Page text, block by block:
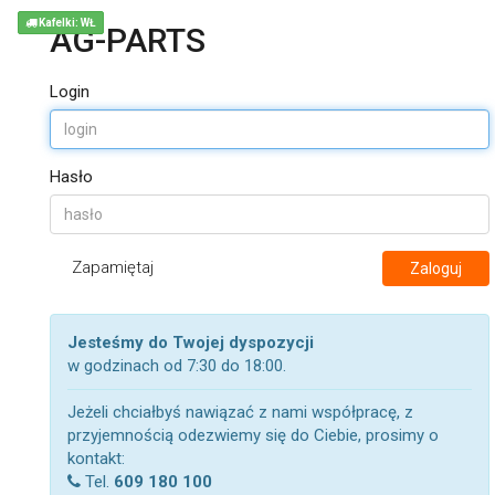
AG-PARTS
Login
Hasło
Zapamiętaj Zaloguj
Jesteśmy do Twojej dyspozycji
w godzinach od 7:30 do 18:00.
Jeżeli chciałbyś nawiązać z nami współpracę, z
przyjemnością odezwiemy się do Ciebie, prosimy o
kontakt:
Tel. 609 180 100
Kafelki: WŁ